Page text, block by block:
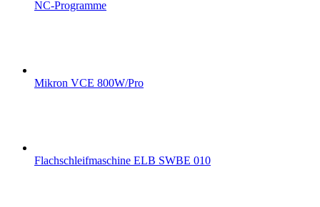
NC-Programme
Mikron VCE 800W/Pro
Flachschleifmaschine ELB SWBE 010